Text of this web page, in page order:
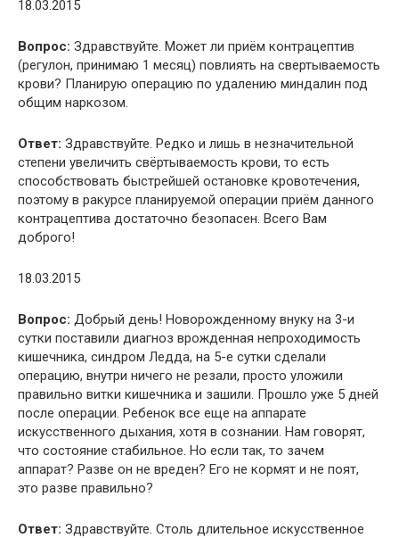
18.03.2015
Вопрос: Здравствуйте. Может ли приём контрацептив
(регулон, принимаю 1 месяц) повлиять на свертываемость
крови? Планирую операцию по удалению миндалин под
общим наркозом.
Ответ: Здравствуйте. Редко и лишь в незначительной
степени увеличить свёртываемость крови, то есть
способствовать быстрейшей остановке кровотечения,
поэтому в ракурсе планируемой операции приём данного
контрацептива достаточно безопасен. Всего Вам
доброго!
18.03.2015
Вопрос: Добрый день! Новорожденному внуку на 3-и
сутки поставили диагноз врожденная непроходимость
кишечника, синдром Ледда, на 5-е сутки сделали
операцию, внутри ничего не резали, просто уложили
правильно витки кишечника и зашили. Прошло уже 5 дней
после операции. Ребенок все еще на аппарате
искусственного дыхания, хотя в сознании. Нам говорят,
что состояние стабильное. Но если так, то зачем
аппарат? Разве он не вреден? Его не кормят и не поят,
это разве правильно?
Ответ: Здравствуйте. Столь длительное искусственное